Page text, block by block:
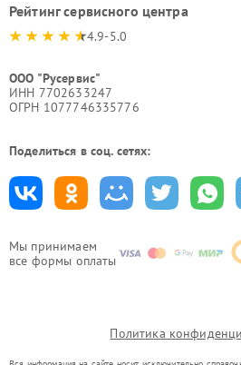
Мы принимаем
все формы оплаты
Рейтинг сервисного центра
4.9-5.0
ООО "Русервис"
ИНН 7702633247
ОГРН 1077746335776
Поделиться в соц. сетях:
Политика